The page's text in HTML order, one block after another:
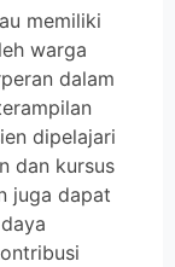
memiliki
warga
dalam
dipelajari
dan kursus
juga dapat